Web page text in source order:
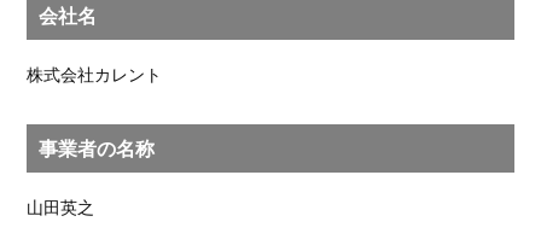
会社名
株式会社カレント
事業者の名称
山田英之